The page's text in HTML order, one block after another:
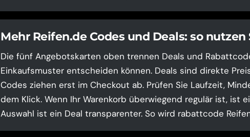
Mehr Reifen.de Codes und Deals: so
Die fünf Angebotskarten oben trennen Deals und
Einkaufsmuster entscheiden können. Deals sind direkte
Codes ziehen erst im Checkout ab. Prüfen Sie Laufzeit,
dem Klick. Wenn Ihr Warenkorb überwiegend regulär ist, ist
Auswahl ist ein Deal transparenter. So wird rabattcode